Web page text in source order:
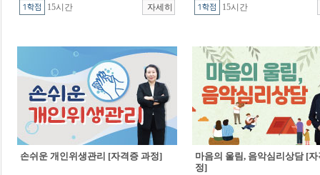
15시간 15시간
손쉬운 개인위생관리 [자격증 과정]
마음의 울림, 음악심리상담 [
정]